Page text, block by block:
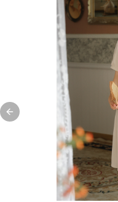
Previous slide